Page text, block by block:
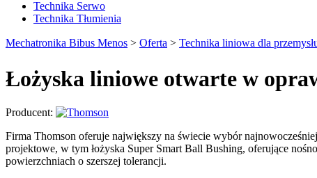
Technika Serwo
Technika Tłumienia
Mechatronika Bibus Menos > Oferta > Technika liniowa dla
Łożyska liniowe otwarte w
Producent:
Firma Thomson oferuje największy na świecie wybór
projektowe, w tym łożyska Super Smart Ball Bushing, oferujące
powierzchniach o szerszej tolerancji.